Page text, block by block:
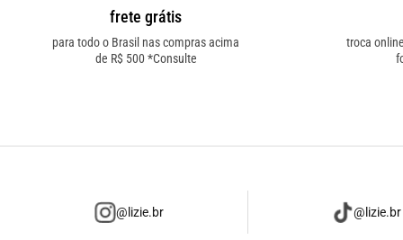
frete grátis
para todo o Brasil nas compras acima
de R$ 500 *Consulte
troca
@lizie.br @lizie.br